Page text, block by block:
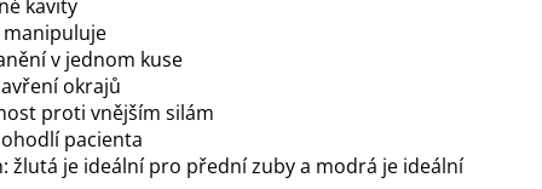
kavity
manipuluje
v jednom kuse
okrajů
proti vnějším silám
pacienta
žlutá je ideální pro přední zuby a modrá je ideální